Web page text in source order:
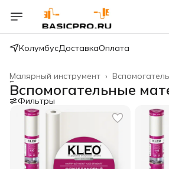
КолумбусДоставкаОплата
Малярный инструмент ›
Главная
Вспомогательные
Фильтры